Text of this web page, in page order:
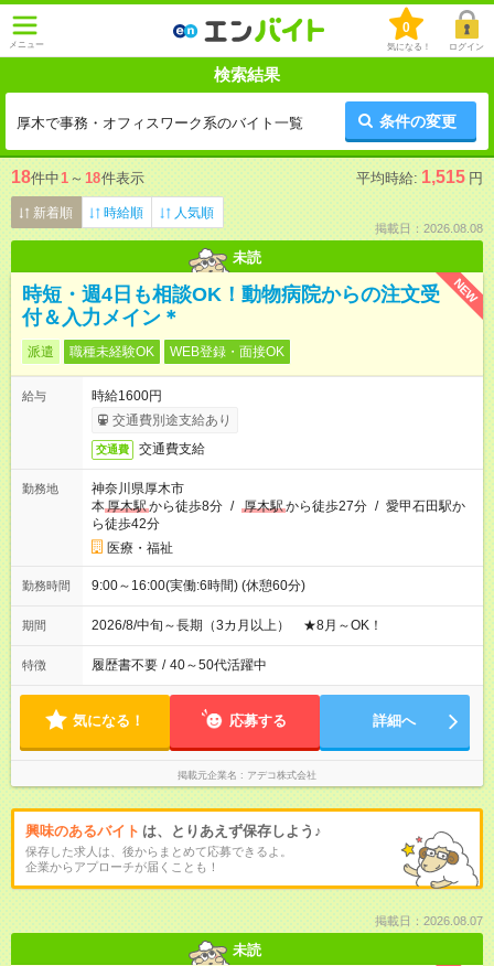
メニュー
0
気になる！ ログイン
検索結果
厚木で事務・オフィスワーク系のバイト一覧 条件の変更
18件中1 ～ 18件表示 平均時給: 1,515 円
新着順 時給順 人気順
掲載日：2026.08.08
未読
NEW
時短・週4日も相談OK！動物病院からの注文受
付＆入力メイン＊
派遣 職種未経験OK WEB登録・面接OK
給与
時給1600円
交通費別途支給あり
交通費 交通費支給
勤務地
神奈川県厚木市
本厚木駅から徒歩8分 / 厚木駅から徒歩27分 / 愛甲石田駅か
ら徒歩42分
医療・福祉
勤務時間 9:00～16:00(実働:6時間) (休憩60分)
期間 2026/8/中旬～長期（3カ月以上） ★8月～OK！
特徴 履歴書不要 / 40～50代活躍中
気になる！ 応募する 詳細へ
掲載元企業名 アデコ株式会社
興味のあるバイト は、とりあえず保存しよう♪
保存した求人は、後からまとめて応募できるよ。
企業からアプローチが届くことも！
掲載日：2026.08.07
未読